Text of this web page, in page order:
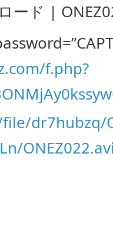
ード |
f.php?
dr7hubzq/